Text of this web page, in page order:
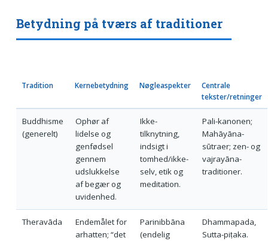
Betydning på tværs af traditioner
Tradition Kernebetydning Nøgleaspekter
Centrale
tekster/retninger
Buddhisme
(generelt)
Ophør af
lidelse og
genfødsel
gennem
udslukkelse
af begær og
uvidenhed.
Ikke-
tilknytning,
indsigt i
tomhed/ikke-
selv, etik og
meditation.
Pali-kanonen;
Mahāyāna-
sūtraer; zen- og
vajrayāna-
traditioner.
Theravāda
Endemålet for
arhatten; “det
Parinibbāna
(endelig
Dhammapada,
Sutta-piṭaka.